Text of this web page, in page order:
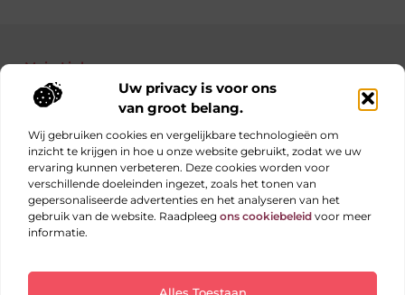
Uw privacy is voor ons
van groot belang.
Wij gebruiken cookies en vergelijkbare technologieën om
inzicht te krijgen in hoe u onze website gebruikt, zodat we uw
ervaring kunnen verbeteren. Deze cookies worden voor
verschillende doeleinden ingezet, zoals het tonen van
gepersonaliseerde advertenties en het analyseren van het
gebruik van de website. Raadpleeg ons cookiebeleid voor meer
informatie.
Alles Toestaan
Main Links
Bekende Nederlanders
Elke dag iets nieuws op obs-beukenlaan.nl
Blogs vol inspiratie, inzichten en tips voor jouw dagelijks
leven.